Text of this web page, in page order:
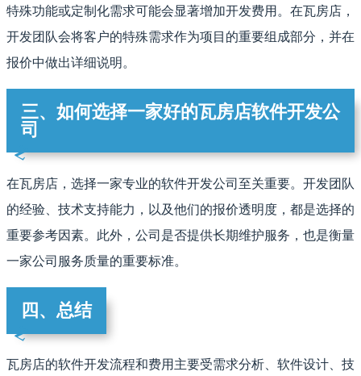
特殊功能或定制化需求可能会显著增加开发费用。在瓦房店，
开发团队会将客户的特殊需求作为项目的重要组成部分，并在
报价中做出详细说明。
三、如何选择一家好的瓦房店软件开发公
司
在瓦房店，选择一家专业的软件开发公司至关重要。开发团队
的经验、技术支持能力，以及他们的报价透明度，都是选择的
重要参考因素。此外，公司是否提供长期维护服务，也是衡量
一家公司服务质量的重要标准。
四、总结
瓦房店的软件开发流程和费用主要受需求分析、软件设计、技